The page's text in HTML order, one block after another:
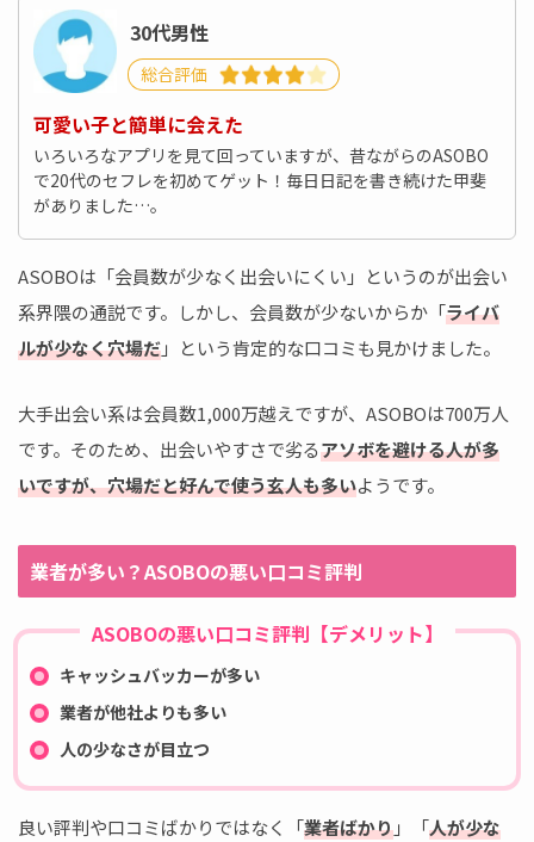
30代男性
総合評価
可愛い子と簡単に会えた
いろいろなアプリを見て回っていますが、昔ながらのASOBO
で20代のセフレを初めてゲット！毎日日記を書き続けた甲斐
がありました…。
ASOBOは「会員数が少なく出会いにくい」というのが出会い
系界隈の通説です。しかし、会員数が少ないからか「ライバ
ルが少なく穴場だ」という肯定的な口コミも見かけました。
大手出会い系は会員数1,000万越えですが、ASOBOは700万人
です。そのため、出会いやすさで劣るアソボを避ける人が多
いですが、穴場だと好んで使う玄人も多いようです。
業者が多い？ASOBOの悪い口コミ評判
ASOBOの悪い口コミ評判【デメリット】
キャッシュバッカーが多い
業者が他社よりも多い
人の少なさが目立つ
良い評判や口コミばかりではなく「業者ばかり」「人が少な